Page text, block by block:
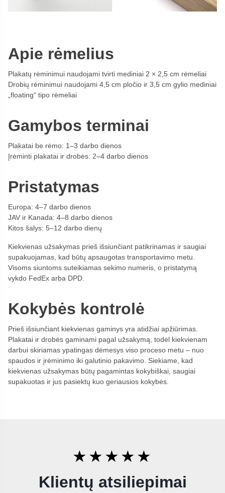
Apie rėmelius
Plakatų rėminimui naudojami tvirti mediniai 2 × 2,5 cm rėmeliai
Drobių rėminimui naudojami 4,5 cm pločio ir 3,5 cm gylio mediniai
„floating“ tipo rėmeliai
Gamybos terminai
Plakatai be rėmo: 1–3 darbo dienos
Įrėminti plakatai ir drobės: 2–4 darbo dienos
Pristatymas
Europa: 4–7 darbo dienos
JAV ir Kanada: 4–8 darbo dienos
Kitos šalys: 5–12 darbo dienų
Kiekvienas užsakymas prieš išsiunčiant patikrinamas ir saugiai
supakuojamas, kad būtų apsaugotas transportavimo metu.
Visoms siuntoms suteikiamas sekimo numeris, o pristatymą
vykdo FedEx arba DPD.
Kokybės kontrolė
Prieš išsiunčiant kiekvienas gaminys yra atidžiai apžiūrimas.
Plakatai ir drobės gaminami pagal užsakymą, todėl kiekvienam
darbui skiriamas ypatingas dėmesys viso proceso metu – nuo
spaudos ir įrėminimo iki galutinio pakavimo. Siekiame, kad
kiekvienas užsakymas būtų pagamintas kokybiškai, saugiai
supakuotas ir jus pasiektų kuo geriausios kokybės.
★★★★★
Klientų atsiliepimai